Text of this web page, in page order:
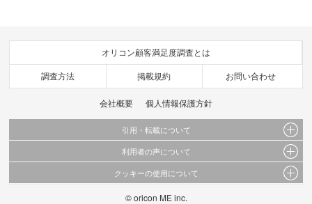
オリコン顧客満足度調査とは
調査方法 掲載規約 お問い合わせ
会社概要 個人情報保護方針
引用・転載について
当サイトで公開されている情報（文字、写真、イラスト、画像データ等）及びこれらの配
置・編集および構造などについての著作権は株式会社oricon MEに帰属しております。
これらの情報を権利者の許可なく無断転載・複製などの二次利用を行うことは固く禁じて
利用者の声について
当サイトに掲載している内容はすべてサービスの利用者が提出された見解・感想です。
弊社の見解・ 意見ではないことをご理解いただいた上でご覧ください。
クッキーの使用について
このサイトでは Cookie を使用して、ユーザーに合わせたコンテンツや広告の表示、ソー
© oricon ME inc.